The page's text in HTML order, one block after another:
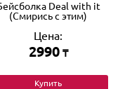
Deal with it
(Смирись с этим)
Цена:
2990 ₸
Купить